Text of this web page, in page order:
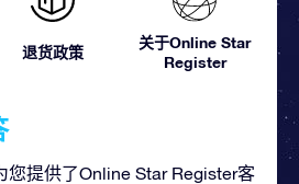
退货政策
关于Online Star
Register
您提供了Online Star Register客